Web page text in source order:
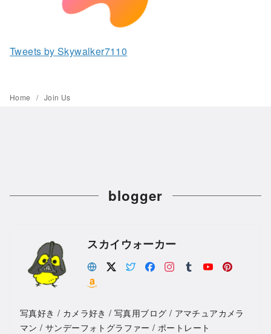
Tweets by Skywalker7110
Home Join Us
blogger
スカイウォーカー
写真好き / カメラ好き / 写真用ブログ / アマチュアカメラ
マン / サンデーフォトグラファー / ポートレート